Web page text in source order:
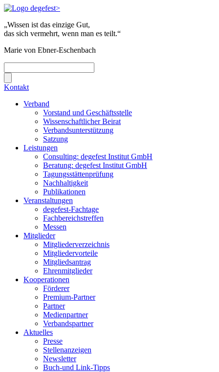
„Wissen ist das einzige Gut,
das sich vermehrt, wenn man es teilt.“
Marie von Ebner-Eschenbach
Kontakt
Verband
Vorstand und Geschäftsstelle
Wissenschaftlicher Beirat
Verbandsunterstützung
Satzung
Leistungen
Consulting: degefest Institut GmbH
Beratung: degefest Institut GmbH
Tagungsstättenprüfung
Nachhaltigkeit
Publikationen
Veranstaltungen
degefest-Fachtage
Fachbereichstreffen
Messen
Mitglieder
Mitgliederverzeichnis
Mitgliedervorteile
Mitgliedsantrag
Ehrenmitglieder
Kooperationen
Förderer
Premium-Partner
Partner
Medienpartner
Verbandspartner
Aktuelles
Presse
Stellenanzeigen
Newsletter
Buch-und Link-Tipps